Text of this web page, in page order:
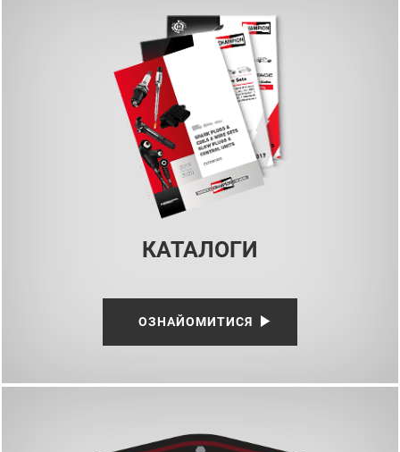
КАТАЛОГИ
ОЗНАЙОМИТИСЯ